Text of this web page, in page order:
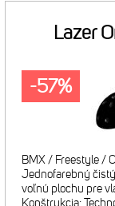
Lazer
BMX / Freestyle /
Jednofarebný
voľnú plochu pre
Konštrukcia:
-57%